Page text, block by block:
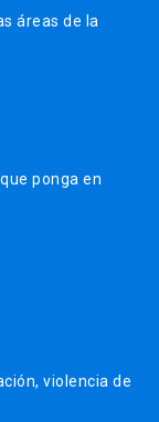
áreas de la
ponga en
violencia de